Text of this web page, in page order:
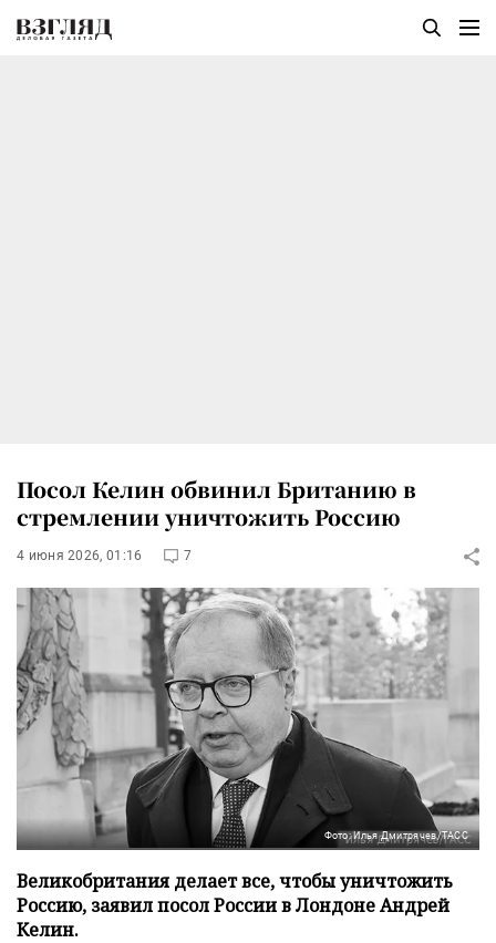
Посол Келин обвинил Британию в
стремлении уничтожить Россию
4 июня 2026, 01:16 7
Фото: Илья Дмитрячев/ТАСС
Великобритания делает все, чтобы уничтожить
Россию, заявил посол России в Лондоне Андрей
Келин.